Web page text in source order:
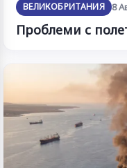
ВЕЛИКОБРИТАНИЯ 8
Проблеми с